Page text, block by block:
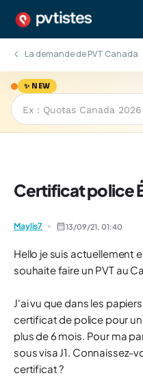
La demande de PVT Canada
✨ NEW
Certificat police
Maylis7 13/09/21,01:40
Hello je suis actuellement
souhaite faire un PVT au
J'ai vu que dans les
certificat de police pour
plus de 6 mois. Pour ma
sous visa J1. Connaissez-
certificat ?